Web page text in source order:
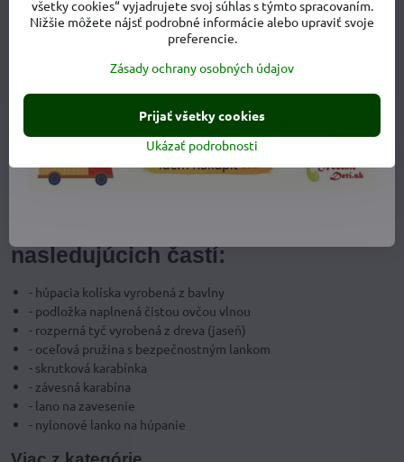
rukách na 30 °C a sušiť vodorovne rozložená.
Výhody Hacky:
je vhodná už pre novorodencov
ochrana, uspokojenie a relaxácia pre Vaše dieťa
rýchle upokojenie Vášho dieťaťa pomocou jemného kývania a
pohupovania
možnosť použitia doma aj vonku
nasledujúcich častí:
- húpacia kolíska vyrobená z bavlny
- podložka naplnená čistou ovčou vlnou
- rozperná tyč vyrobená z dreva (jaseň)
- oceľová pružina s bezpečnostným lankom
- skrutková karabínka
- závesná karabína
- lano na zavesenie
- nylonové lanko na húpanie
všetky cookies“ vyjadrujete svoj súhlas s týmto spracovaním.
Nižšie môžete nájsť podrobné informácie alebo upraviť svoje
preferencie.
Zásady ochrany osobných údajov
Ukázať podrobnosti
Prijať všetky cookies